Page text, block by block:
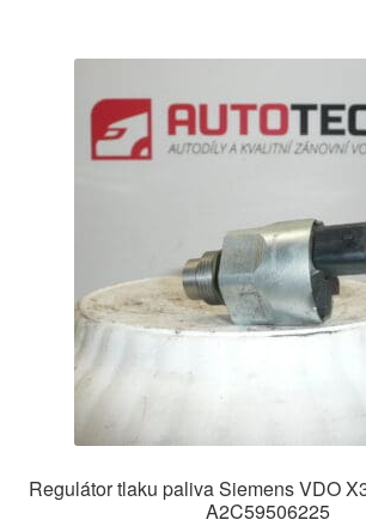
Regulátor tlaku paliva Siemens VDO
A2C59506225